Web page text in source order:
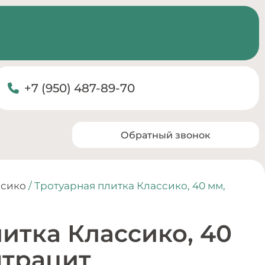
+7 (950) 487-89-70
Обратный звонок
/ Тротуарная плитка Классико, 40 мм,
Классико, 40